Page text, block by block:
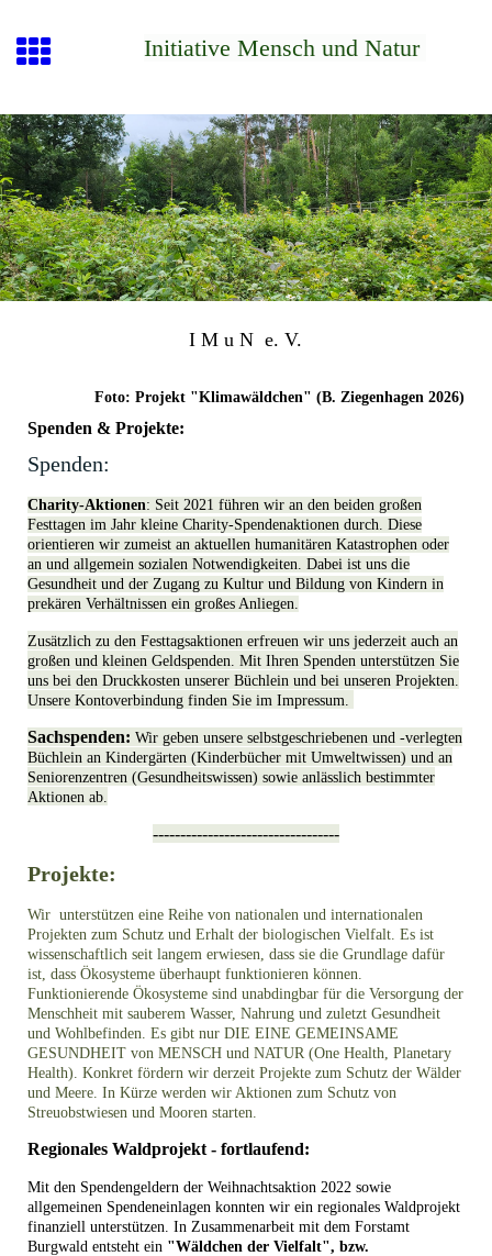
Initiative Mensch und Natur
I M u N e. V.
Foto: Projekt "Klimawäldchen" (B. Ziegenhagen 2026)
Spenden & Projekte:
Spenden:
Charity-Aktionen: Seit 2021 führen wir an den beiden großen
Festtagen im Jahr kleine Charity-Spendenaktionen durch. Diese
orientieren wir zumeist an aktuellen humanitären Katastrophen oder
an und allgemein sozialen Notwendigkeiten. Dabei ist uns die
Gesundheit und der Zugang zu Kultur und Bildung von Kindern in
prekären Verhältnissen ein großes Anliegen.
Zusätzlich zu den Festtagsaktionen erfreuen wir uns jederzeit auch an
großen und kleinen Geldspenden. Mit Ihren Spenden unterstützen Sie
uns bei den Druckkosten unserer Büchlein und bei unseren Projekten.
Unsere Kontoverbindung finden Sie im Impressum.
Sachspenden: Wir geben unsere selbstgeschriebenen und -verlegten
Büchlein an Kindergärten (Kinderbücher mit Umweltwissen) und an
Seniorenzentren (Gesundheitswissen) sowie anlässlich bestimmter
Aktionen ab.
----------------------------------
Projekte:
Wir unterstützen eine Reihe von nationalen und internationalen
Projekten zum Schutz und Erhalt der biologischen Vielfalt. Es ist
wissenschaftlich seit langem erwiesen, dass sie die Grundlage dafür
ist, dass Ökosysteme überhaupt funktionieren können.
Funktionierende Ökosysteme sind unabdingbar für die Versorgung der
Menschheit mit sauberem Wasser, Nahrung und zuletzt Gesundheit
und Wohlbefinden. Es gibt nur DIE EINE GEMEINSAME
GESUNDHEIT von MENSCH und NATUR (One Health, Planetary
Health). Konkret fördern wir derzeit Projekte zum Schutz der Wälder
und Meere. In Kürze werden wir Aktionen zum Schutz von
Streuobstwiesen und Mooren starten.
Regionales Waldprojekt - fortlaufend:
Mit den Spendengeldern der Weihnachtsaktion 2022 sowie
allgemeinen Spendeneinlagen konnten wir ein regionales Waldprojekt
finanziell unterstützen. In Zusammenarbeit mit dem Forstamt
Burgwald entsteht ein "Wäldchen der Vielfalt", bzw.